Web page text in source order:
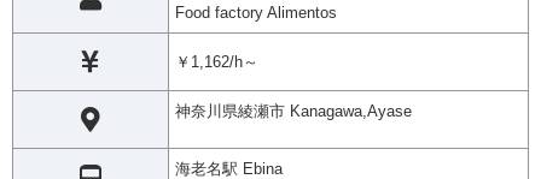
Food factory Alimentos
￥1,162/h～
神奈川県綾瀬市 Kanagawa,Ayase
海老名駅 Ebina